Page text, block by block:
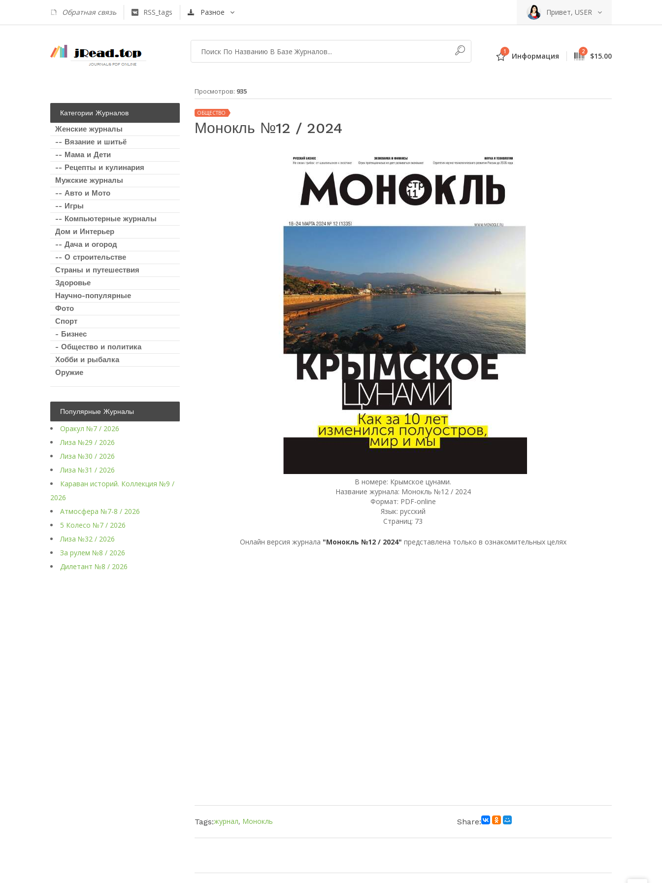
Обратная связь RSS_tags Разное Привет, USER
1 Информация 2 $15.00
Категории Журналов
Женские журналы
-- Вязание и шитьё
-- Мама и Дети
-- Рецепты и кулинария
Мужские журналы
-- Авто и Мото
-- Игры
-- Компьютерные журналы
Дом и Интерьер
-- Дача и огород
-- О строительстве
Страны и путешествия
Здоровье
Научно-популярные
Фото
Спорт
- Бизнес
- Общество и политика
Хобби и рыбалка
Оружие
Популярные Журналы
Оракул №7 / 2026
Лиза №29 / 2026
Лиза №30 / 2026
Лиза №31 / 2026
Караван историй. Коллекция №9 /
2026
Атмосфера №7-8 / 2026
5 Колесо №7 / 2026
Лиза №32 / 2026
За рулем №8 / 2026
Дилетант №8 / 2026
Просмотров: 935
ОБЩЕСТВО
Монокль №12 / 2024
В номере: Крымское цунами.
Название журнала: Монокль №12 / 2024
Формат: PDF-online
Язык: русский
Страниц: 73
Онлайн версия журнала "Монокль №12 / 2024" представлена только в ознакомительных целях
Tags:журнал, Монокль Share: